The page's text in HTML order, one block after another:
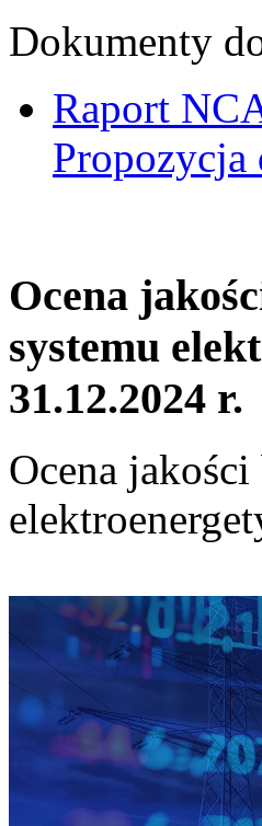
Dokumenty
Raport
Propozycja
Ocena
systemu
31.12.2024 r.
Ocena